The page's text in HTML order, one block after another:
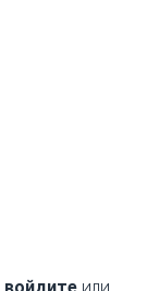
войдите или